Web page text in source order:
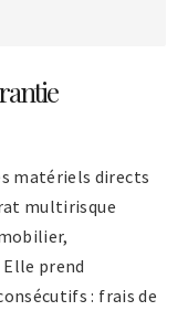
matériels directs
multirisque
prend
: frais de